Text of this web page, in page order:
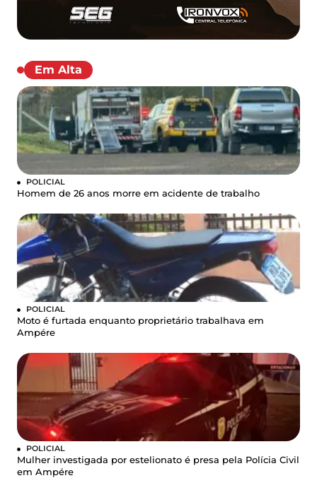
Em Alta
POLICIAL
Homem de 26 anos morre em acidente de trabalho
POLICIAL
Moto é furtada enquanto proprietário trabalhava em
Ampére
POLICIAL
Mulher investigada por estelionato é presa pela Polícia Civil
em Ampére